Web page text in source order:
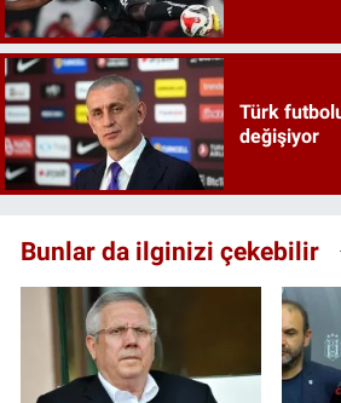
Türk
değişiyor
Bunlar da ilginizi çekebilir